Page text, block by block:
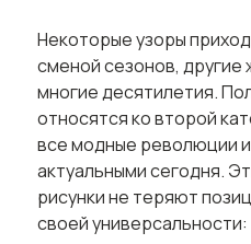
Некоторые узоры
сменой сезонов, другие
многие десятилетия.
относятся ко второй
все модные революции
актуальными сегодня.
рисунки не теряют
своей